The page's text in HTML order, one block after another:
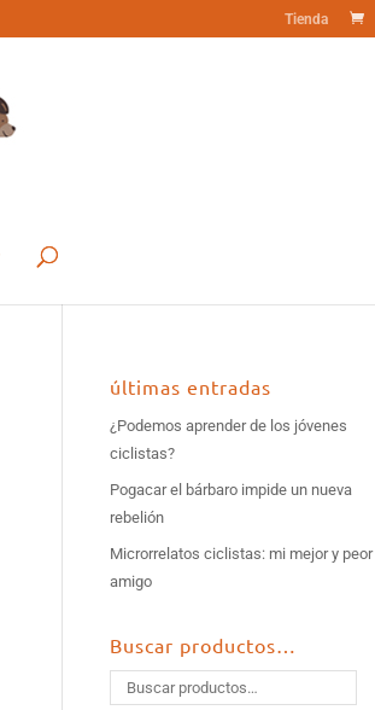
Tienda
últimas entradas
¿Podemos aprender de los jóvenes
ciclistas?
Pogacar el bárbaro impide un nueva
rebelión
Microrrelatos ciclistas: mi mejor y peor
amigo
Buscar productos…